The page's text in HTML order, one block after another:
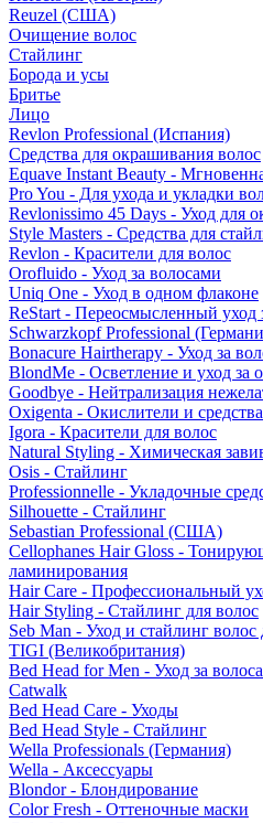
Reuzel (США)
Очищение волос
Стайлинг
Борода и усы
Бритье
Лицо
Revlon Professional (Испания)
Средства для окрашивания волос
Equave Instant Beauty -
Pro You - Для ухода и укладки
Revlonissimo 45 Days - Уход для
Style Masters - Средства для
Revlon - Красители для волос
Orofluido - Уход за волосами
Uniq One - Уход в одном флаконе
ReStart - Переосмысленный уход
Schwarzkopf Professional
Bonacure Hairtherapy - Уход за
BlondMe - Осветление и уход за
Goodbye - Нейтрализация
Oxigenta - Окислители и
Igora - Красители для волос
Natural Styling - Химическая
Osis - Стайлинг
Professionnelle - Укладочные
Silhouette - Стайлинг
Sebastian Professional (США)
Cellophanes Hair Gloss -
ламинирования
Hair Care - Профессиональный
Hair Styling - Стайлинг для волос
Seb Man - Уход и стайлинг
TIGI (Великобритания)
Bed Head for Men - Уход за
Catwalk
Bed Head Care - Уходы
Bed Head Style - Стайлинг
Wella Professionals (Германия)
Wella - Аксессуары
Blondor - Блондирование
Color Fresh - Оттеночные маски